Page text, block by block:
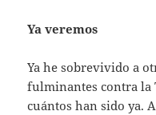
Ya veremos
Ya he sobrevivido a
fulminantes contra la
cuántos han sido ya.